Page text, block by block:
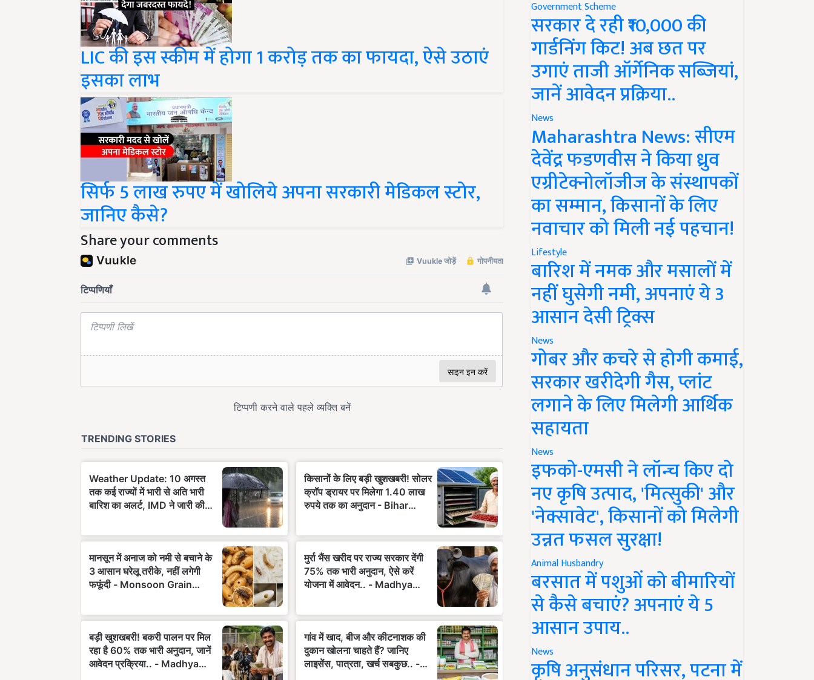
LIC की इस स्कीम में होगा 1 करोड़ तक का फायदा, ऐसे उठाएं
इसका लाभ
सिर्फ 5 लाख रुपए में खोलिये अपना सरकारी मेडिकल स्टोर,
जानिए कैसे?
Share your comments
Government Scheme
सरकार दे रही ₹10,000 की
गार्डनिंग किट! अब छत पर
उगाएं ताजी ऑर्गेनिक सब्जियां,
जानें आवेदन प्रक्रिया..
News
Maharashtra News: सीएम
देवेंद्र फडणवीस ने किया ध्रुव
एग्रीटेक्नोलॉजीज के संस्थापकों
का सम्मान, किसानों के लिए
नवाचार को मिली नई पहचान!
Lifestyle
बारिश में नमक और मसालों में
नहीं घुसेगी नमी, अपनाएं ये 3
आसान देसी ट्रिक्स
News
गोबर और कचरे से होगी कमाई,
सरकार खरीदेगी गैस, प्लांट
लगाने के लिए मिलेगी आर्थिक
सहायता
News
इफको-एमसी ने लॉन्च किए दो
नए कृषि उत्पाद, 'मित्सुकी' और
'नेक्सावेट', किसानों को मिलेगी
उन्नत फसल सुरक्षा!
Animal Husbandry
बरसात में पशुओं को बीमारियों
से कैसे बचाएं? अपनाएं ये 5
आसान उपाय..
News
कृषि अनुसंधान परिसर, पटना में